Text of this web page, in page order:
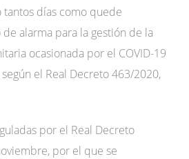
días como quede
alarma para la gestión de la
ocasionada por el COVID-19
el Real Decreto 463/2020,
por el Real Decreto
por el que se